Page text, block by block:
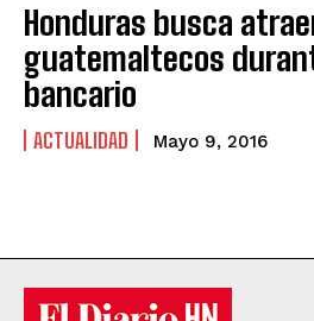
Honduras busca
guatemaltecos
bancario
ACTUALIDAD Mayo 9, 2016